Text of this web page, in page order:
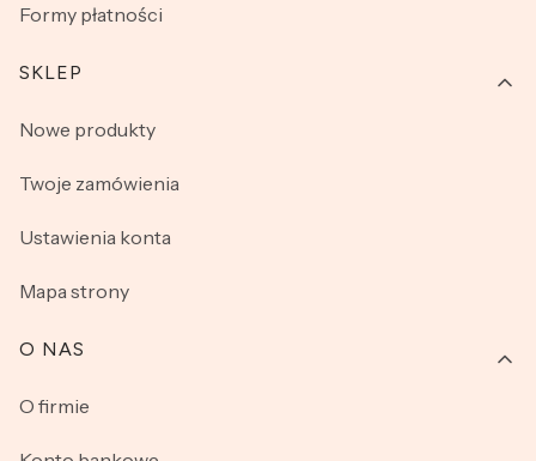
Formy płatności
SKLEP
Nowe produkty
Twoje zamówienia
Ustawienia konta
Mapa strony
O NAS
O firmie